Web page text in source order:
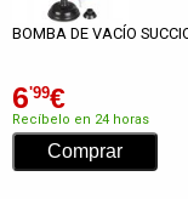
BOMBA DE VACÍO
6'99€
Recíbelo en 24 horas